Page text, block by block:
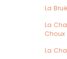
La
La
Choux
La